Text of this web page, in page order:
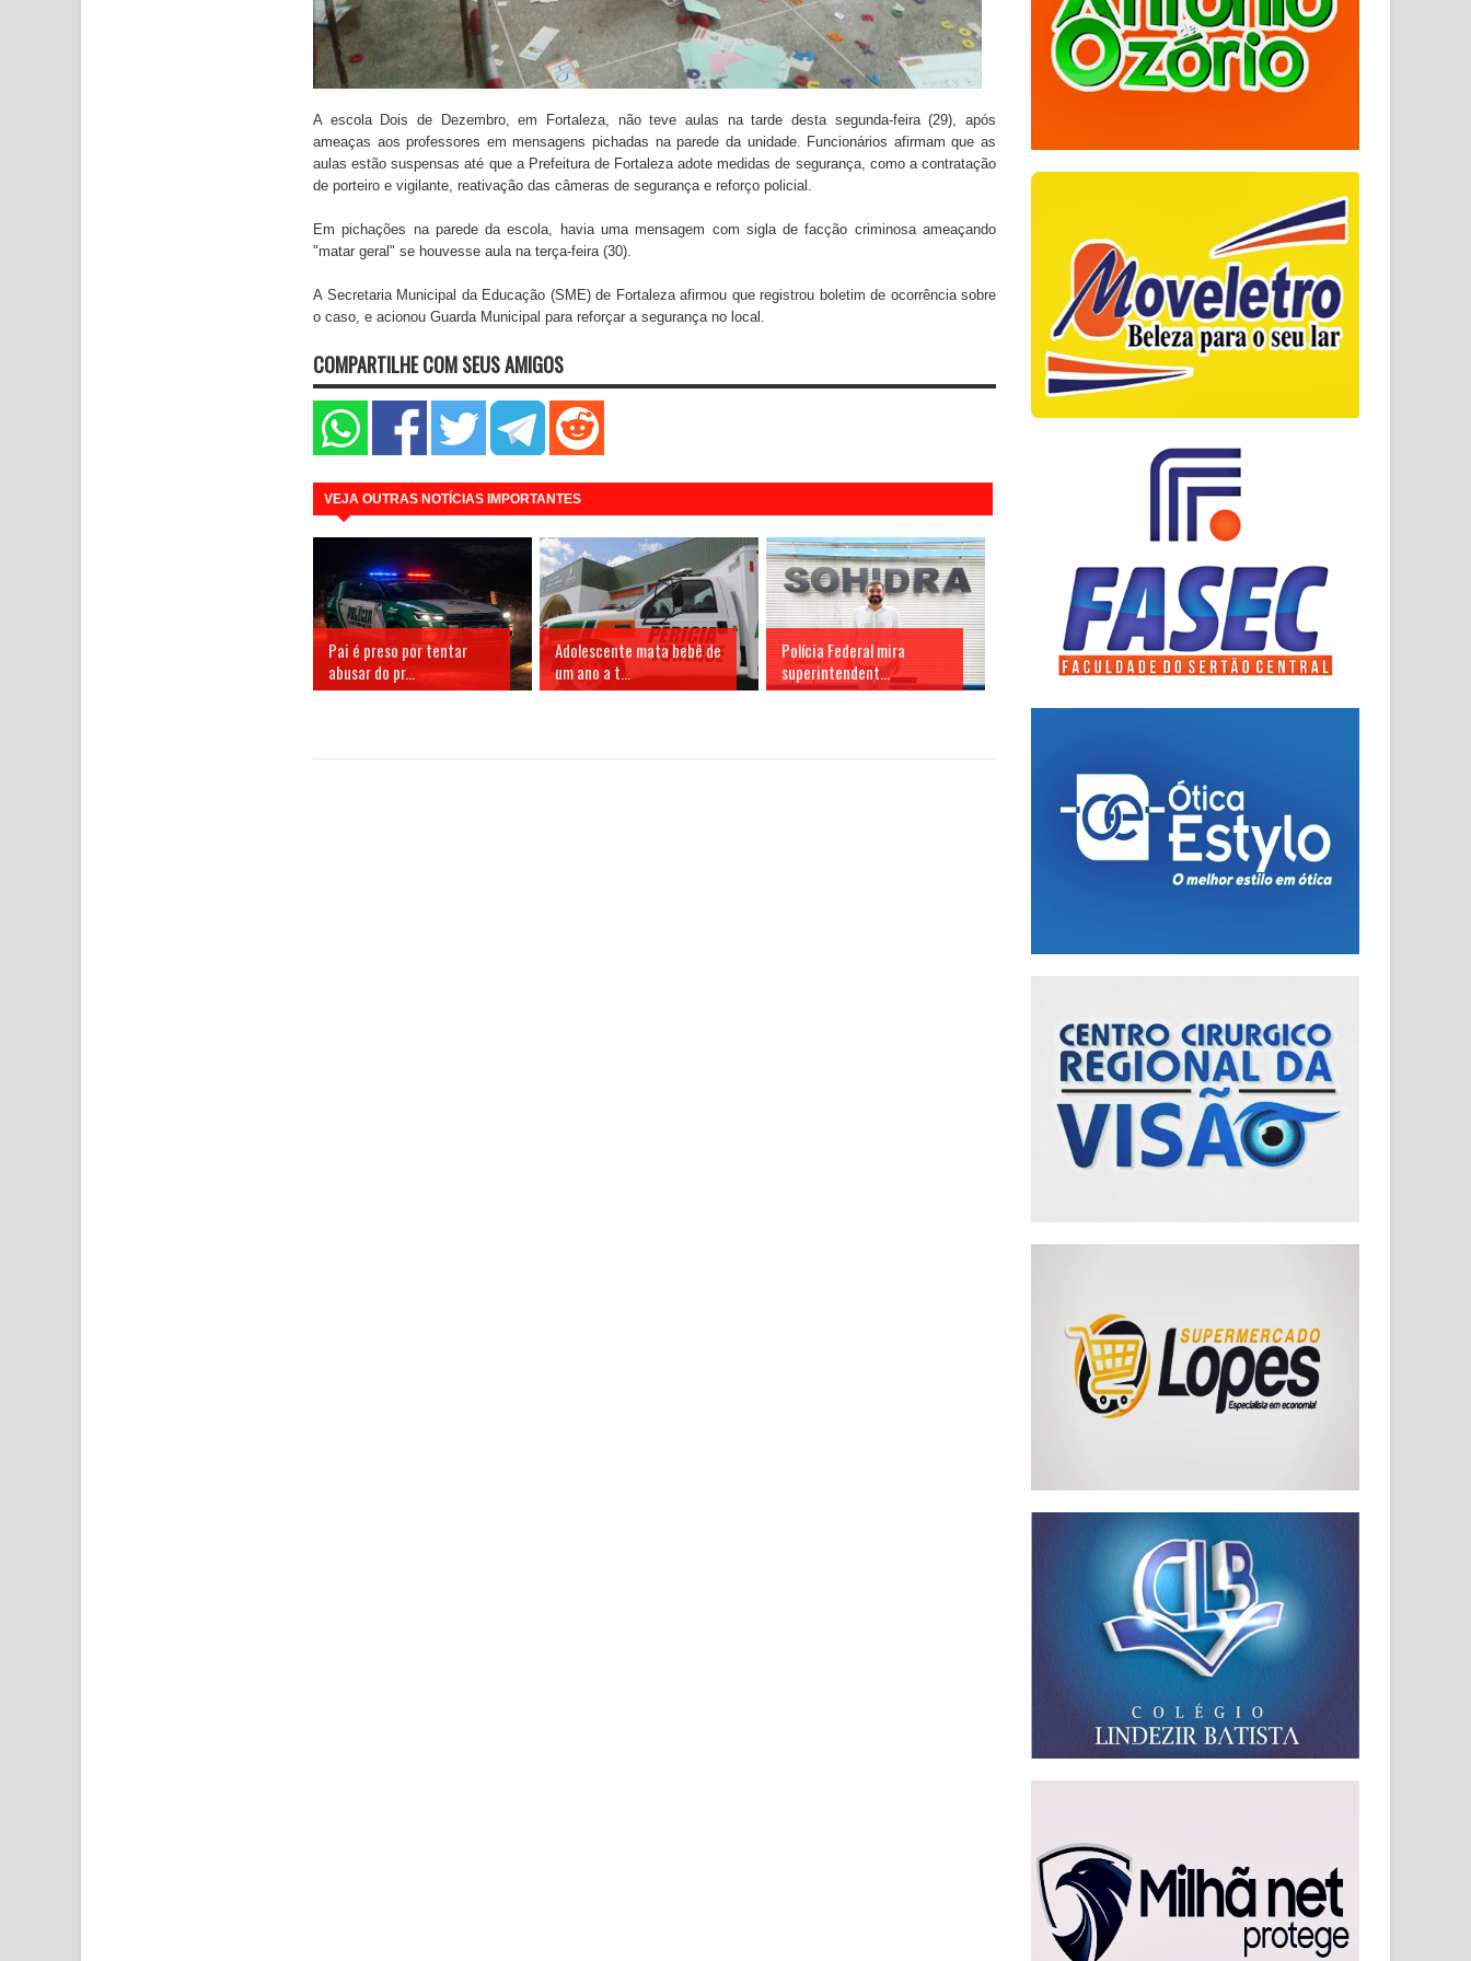
A escola Dois de Dezembro, em Fortaleza, não teve aulas na tarde desta segunda-feira (29), após
ameaças aos professores em mensagens pichadas na parede da unidade. Funcionários afirmam que as
aulas estão suspensas até que a Prefeitura de Fortaleza adote medidas de segurança, como a contratação
de porteiro e vigilante, reativação das câmeras de segurança e reforço policial.
Em pichações na parede da escola, havia uma mensagem com sigla de facção criminosa ameaçando
"matar geral" se houvesse aula na terça-feira (30).
A Secretaria Municipal da Educação (SME) de Fortaleza afirmou que registrou boletim de ocorrência sobre
o caso, e acionou Guarda Municipal para reforçar a segurança no local.
COMPARTILHE COM SEUS AMIGOS
VEJA OUTRAS NOTÍCIAS IMPORTANTES
Pai é preso por tentar
abusar do pr...
Adolescente mata bebê de
um ano a t...
Polícia Federal mira
superintendent...